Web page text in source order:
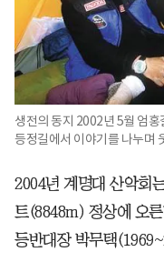
생전의 동지 2002년 5월 엄
등정길에서 이야기를 나누며
2004년 계명대 산악회
트(8848m) 정상에 오
등반대장 박무택